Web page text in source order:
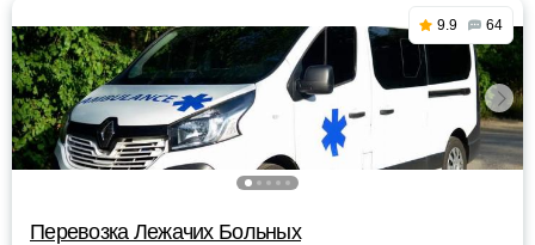
9.9 64
Перевозка Лежачих Больных